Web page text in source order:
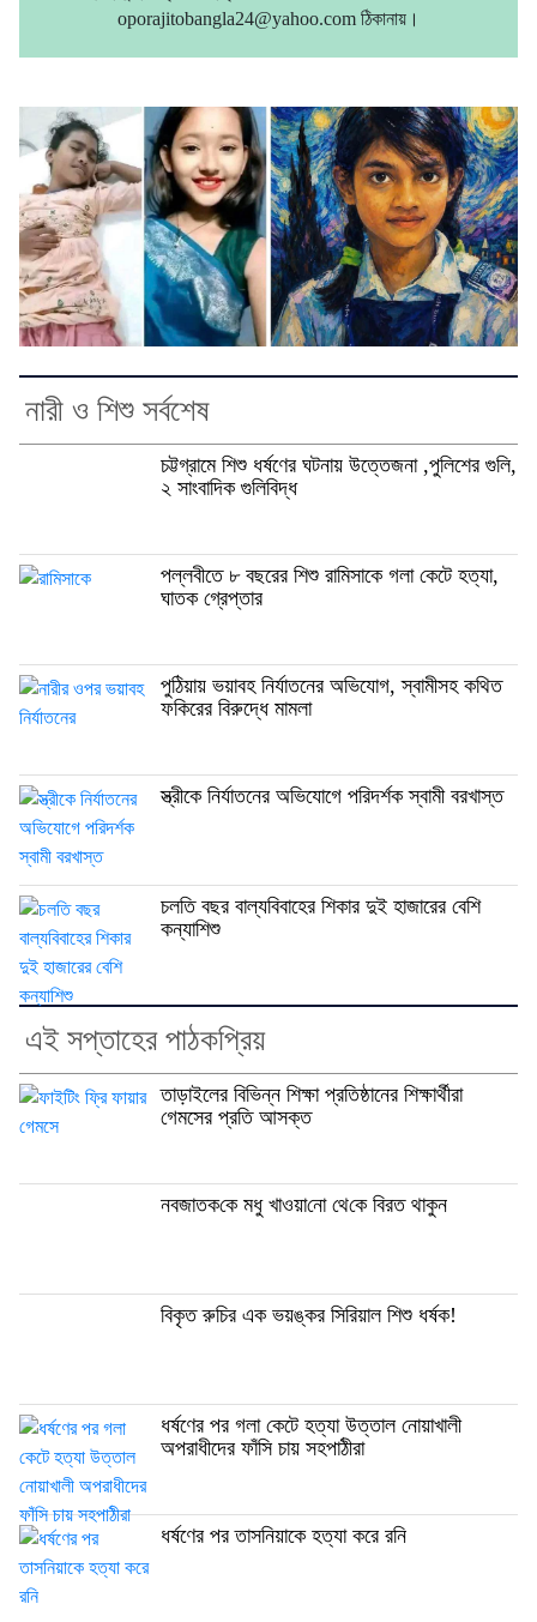
oporajitobangla24@yahoo.com ঠিকানায়।
নারী ও শিশু সর্বশেষ
চট্টগ্রামে শিশু ধর্ষণের ঘটনায় উত্তেজনা ,পুলিশের গুলি,
২ সাংবাদিক গুলিবিদ্ধ
পল্লবীতে ৮ বছরের শিশু রামিসাকে গলা কেটে হত্যা,
ঘাতক গ্রেপ্তার
পুঠিয়ায় ভয়াবহ নির্যাতনের অভিযোগ, স্বামীসহ কথিত
ফকিরের বিরুদ্ধে মামলা
স্ত্রীকে নির্যাতনের অভিযোগে পরিদর্শক স্বামী বরখাস্ত
চলতি বছর বাল্যবিবাহের শিকার দুই হাজারের বেশি
কন্যাশিশু
এই সপ্তাহের পাঠকপ্রিয়
তাড়াইলের বিভিন্ন শিক্ষা প্রতিষ্ঠানের শিক্ষার্থীরা
গেমসের প্রতি আসক্ত
নবজাতক‌কে মধু খাওয়‌া‌নো থে‌কে বিরত থাকুন
বিকৃত রুচির এক ভয়ঙ্কর সিরিয়াল শিশু ধর্ষক!
ধর্ষণের পর গলা কেটে হত্যা উত্তাল নোয়াখালী
অপরাধীদের ফাঁসি চায় সহপাঠীরা
ধর্ষণের পর তাসনিয়াকে হত্যা করে রনি